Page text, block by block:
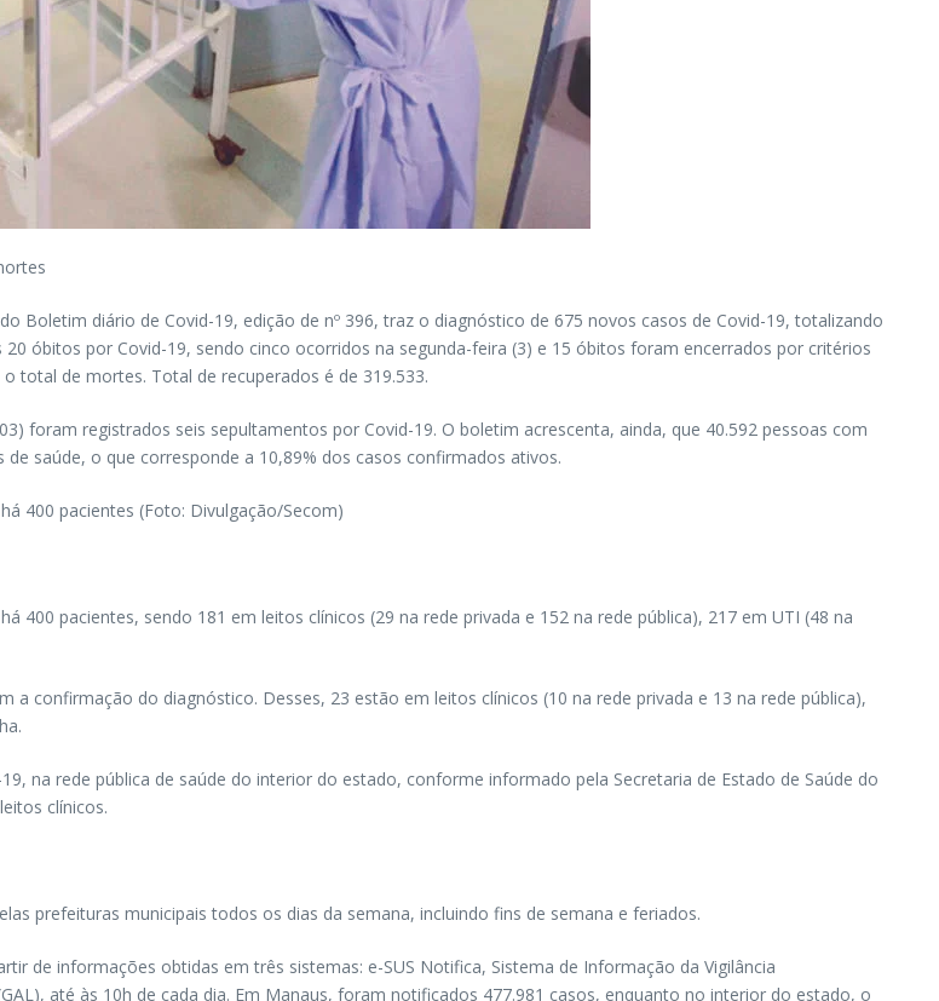
Boletim diário de Covid-19, edição de nº 396, traz o diagnóstico de 675 novos casos de Covid-19, totalizando
óbitos por Covid-19, sendo cinco ocorridos na segunda-feira (3) e 15 óbitos foram encerrados por critérios
total de mortes. Total de recuperados é de 319.533.
foram registrados seis sepultamentos por Covid-19. O boletim acrescenta, ainda, que 40.592 pessoas com
saúde, o que corresponde a 10,89% dos casos confirmados ativos.
400 pacientes (Foto: Divulgação/Secom)
400 pacientes, sendo 181 em leitos clínicos (29 na rede privada e 152 na rede pública), 217 em UTI (48 na
confirmação do diagnóstico. Desses, 23 estão em leitos clínicos (10 na rede privada e 13 na rede pública),
na rede pública de saúde do interior do estado, conforme informado pela Secretaria de Estado de Saúde do
clínicos.
prefeituras municipais todos os dias da semana, incluindo fins de semana e feriados.
de informações obtidas em três sistemas: e-SUS Notifica, Sistema de Informação da Vigilância
até às 10h de cada dia. Em Manaus, foram notificados 477.981 casos, enquanto no interior do estado, o